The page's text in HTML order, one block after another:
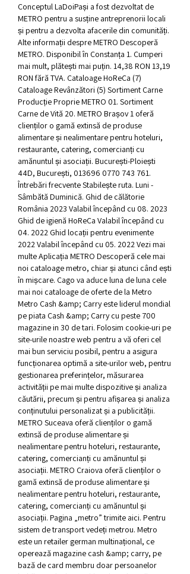
Conceptul LaDoiPași a fost dezvoltat de
METRO pentru a susține antreprenorii locali
și pentru a dezvolta afacerile din comunități.
Alte informații despre METRO Descoperă
METRO. Disponibil în Constanța 1. Cumperi
mai mult, plătești mai puțin. 14,38 RON 13,19
RON fără TVA. Cataloage HoReCa (7)
Cataloage Revânzători (5) Sortiment Carne
Producție Proprie METRO 01. Sortiment
Carne de Vită 20. METRO Brașov 1 oferă
clienților o gamă extinsă de produse
alimentare și nealimentare pentru hoteluri,
restaurante, catering, comercianți cu
amănuntul și asociații. București-Ploiești
44D, București, 013696 0770 743 761.
Întrebări frecvente Stabilește ruta. Luni -
Sâmbătă Duminică. Ghid de călătorie
România 2023 Valabil începând cu 08. 2023
Ghid de igienă HoReCa Valabil începând cu
04. 2022 Ghid locații pentru evenimente
2022 Valabil începând cu 05. 2022 Vezi mai
multe Aplicația METRO Descoperă cele mai
noi cataloage metro, chiar și atunci când ești
în mișcare. Cago va aduce luna de luna cele
mai noi cataloage de oferte de la Metro
Metro Cash &amp; Carry este liderul mondial
pe piata Cash &amp; Carry cu peste 700
magazine in 30 de tari. Folosim cookie-uri pe
site-urile noastre web pentru a vă oferi cel
mai bun serviciu posibil, pentru a asigura
funcționarea optimă a site-urilor web, pentru
gestionarea preferințelor, măsurarea
activității pe mai multe dispozitive și analiza
căutării, precum și pentru afișarea și analiza
conținutului personalizat și a publicității.
METRO Suceava oferă clienților o gamă
extinsă de produse alimentare și
nealimentare pentru hoteluri, restaurante,
catering, comercianți cu amănuntul și
asociații. METRO Craiova oferă clienților o
gamă extinsă de produse alimentare și
nealimentare pentru hoteluri, restaurante,
catering, comercianți cu amănuntul și
asociații. Pagina „metro” trimite aici. Pentru
sistem de transport vedeți metrou. Metro
este un retailer german multinațional, ce
operează magazine cash &amp; carry, pe
bază de card membru doar persoanelor